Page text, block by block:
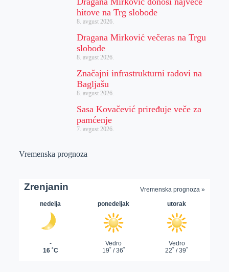
hitove na Trg slobode
8. avgust 2026.
Dragana Mirković večeras na Trgu
slobode
8. avgust 2026.
Značajni infrastrukturni radovi na
Bagljašu
8. avgust 2026.
Sasa Kovačević priređuje veče za
pamćenje
7. avgust 2026.
Vremenska prognoza